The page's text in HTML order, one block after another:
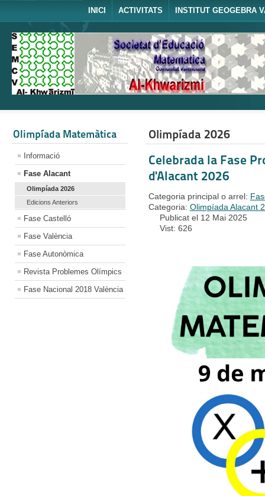
INICI ACTIVITATS INSTITUT GEOGEBRA
Olimpíada Matemàtica
Informació
Fase Alacant
Olimpíada 2026
Edicions Anteriors
Fase Castelló
Fase València
Fase Autonòmica
Revista Problemes Olímpics
Fase Nacional 2018 València
Olimpíada 2026
Celebrada la Fase
d'Alacant 2026
Categoria principal o arrel:
Categoria: Olimpíada Alacant
Publicat el 12 Mai 2025
Vist: 626